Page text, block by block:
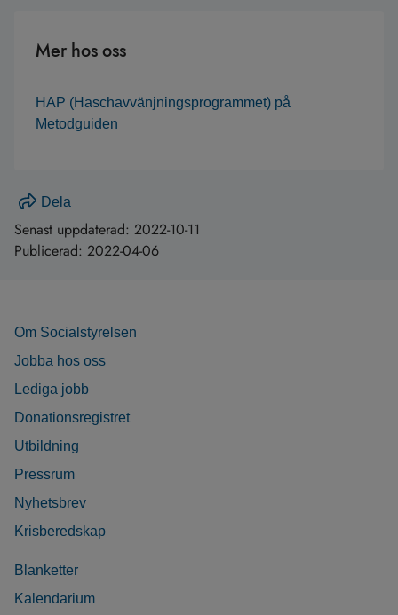
Mer hos oss
HAP (Haschavvänjningsprogrammet) på
Metodguiden
Dela
Senast uppdaterad: 2022-10-11
Publicerad: 2022-04-06
Om Socialstyrelsen
Jobba hos oss
Lediga jobb
Donationsregistret
Utbildning
Pressrum
Nyhetsbrev
Krisberedskap
Blanketter
Kalendarium